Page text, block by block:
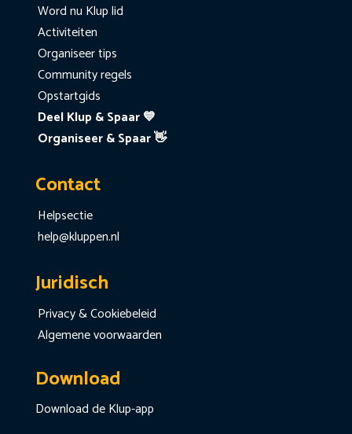
Word nu Klup lid
Activiteiten
Organiseer tips
Community regels
Opstartgids
Deel Klup & Spaar 💙
Organiseer & Spaar 👋
Contact
Helpsectie
help@kluppen.nl
Juridisch
Privacy & Cookiebeleid
Algemene voorwaarden
Download
Download de Klup-app